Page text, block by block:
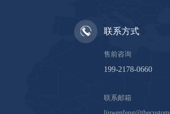
联系方式
售前咨询
199-2178-0660
联系邮箱